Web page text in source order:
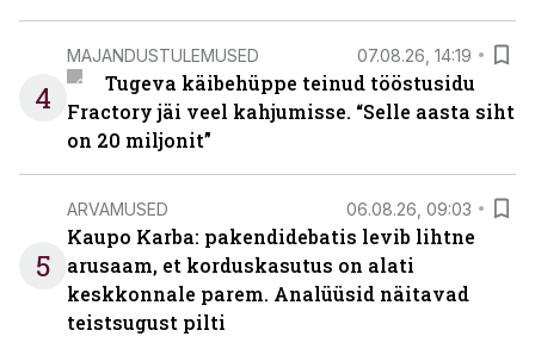
4
MAJANDUSTULEMUSED 07.08.26, 14:19
Tugeva käibehüppe teinud tööstusidu
Fractory jäi veel kahjumisse. “Selle aasta siht
on 20 miljonit”
5
ARVAMUSED 06.08.26, 09:03
Kaupo Karba: pakendidebatis levib lihtne
arusaam, et korduskasutus on alati
keskkonnale parem. Analüüsid näitavad
teistsugust pilti